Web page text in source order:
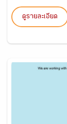
ดูรายละเอียด